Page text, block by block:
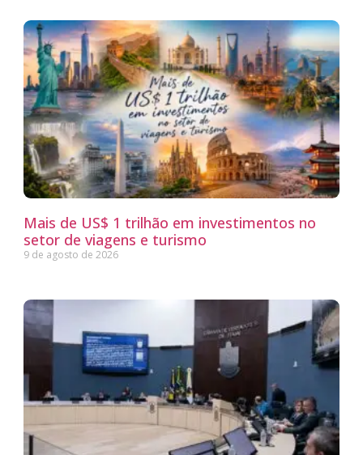
Mais de US$ 1 trilhão em investimentos no
setor de viagens e turismo
9 de agosto de 2026